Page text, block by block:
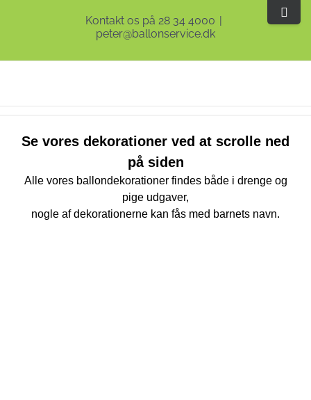
Kontakt os på 28 34 4000 |
peter@ballonservice.dk
Se vores dekorationer ved at scrolle ned
på siden
Alle vores ballondekorationer findes både i drenge og
pige udgaver,
nogle af dekorationerne kan fås med barnets navn.
Toggle
Sliding
Area